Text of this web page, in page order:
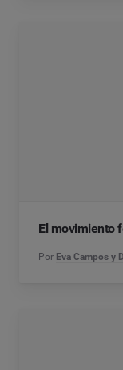
El movimiento
Por Eva Campos y